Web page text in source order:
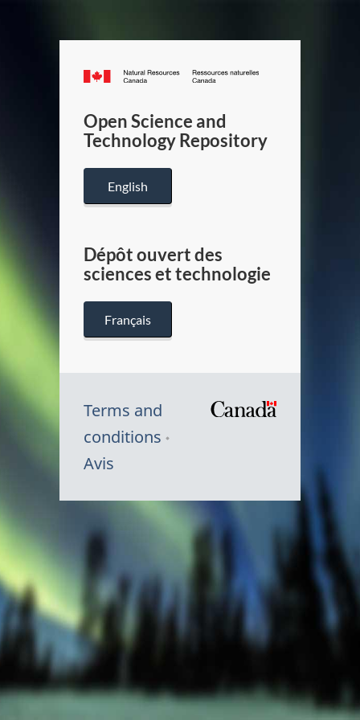
Canada.ca
/
Canada
Open Science and
Technology Repository
English
Dépôt ouvert des
sciences et technologie
Français
Terms and
conditions
Avis
Canada